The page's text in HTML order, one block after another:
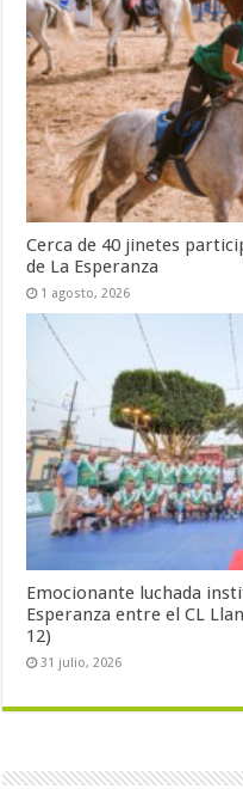
Cerca de 40 jinetes
de La Esperanza
1 agosto, 2026
Emocionante luchada
Esperanza entre el CL
12)
31 julio, 2026